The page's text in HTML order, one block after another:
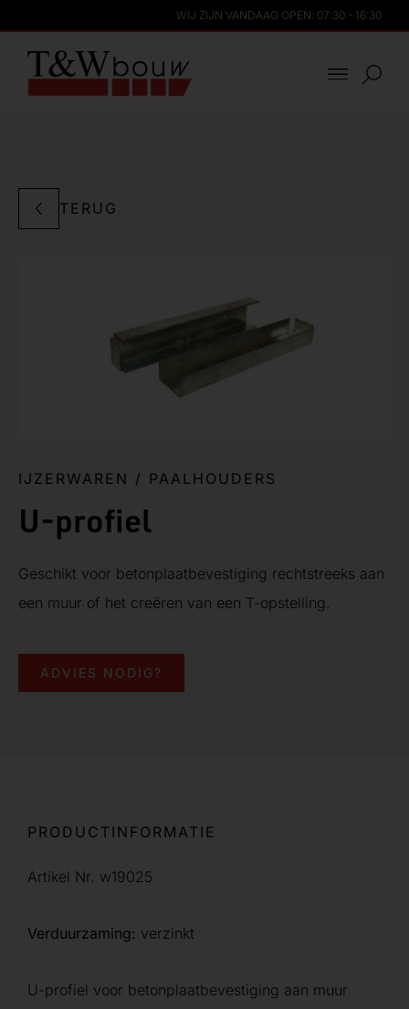
WIJ ZIJN VANDAAG OPEN: 07:30 - 16:30
TERUG
IJZERWAREN / PAALHOUDERS
U-profiel
Geschikt voor betonplaatbevestiging rechtstreeks aan
een muur of het creëren van een T-opstelling.
ADVIES NODIG?
PRODUCTINFORMATIE
Artikel Nr. w19025
Verduurzaming: verzinkt
U-profiel voor betonplaatbevestiging aan muur